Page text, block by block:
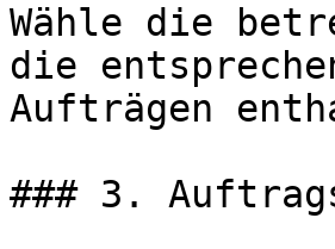
Wähle die
die
Aufträgen
### 3.